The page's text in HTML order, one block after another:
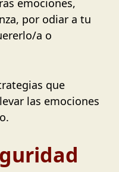
emociones,
por odiar a tu
a o
que
las emociones